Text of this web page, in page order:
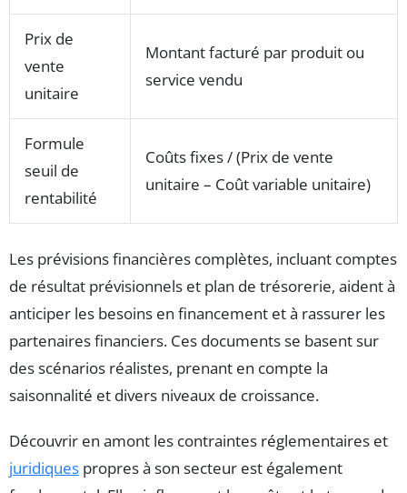
Prix de
vente
unitaire
Montant facturé par produit ou
service vendu
Formule
seuil de
rentabilité
Coûts fixes / (Prix de vente
unitaire – Coût variable unitaire)
Les prévisions financières complètes, incluant comptes
de résultat prévisionnels et plan de trésorerie, aident à
anticiper les besoins en financement et à rassurer les
partenaires financiers. Ces documents se basent sur
des scénarios réalistes, prenant en compte la
saisonnalité et divers niveaux de croissance.
Découvrir en amont les contraintes réglementaires et
juridiques propres à son secteur est également